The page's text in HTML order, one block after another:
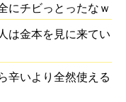
にチビっとったなｗ
は金本を見に来てい
辛いより全然使える